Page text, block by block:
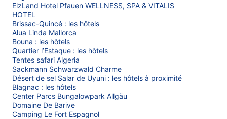
ElzLand Hotel Pfauen WELLNESS, SPA & VITALIS
HOTEL
Brissac-Quincé : les hôtels
Alua Linda Mallorca
Bouna : les hôtels
Quartier l’Estaque : les hôtels
Tentes safari Algeria
Sackmann Schwarzwald Charme
Désert de sel Salar de Uyuni : les hôtels à proximité
Blagnac : les hôtels
Center Parcs Bungalowpark Allgäu
Domaine De Barive
Camping Le Fort Espagnol